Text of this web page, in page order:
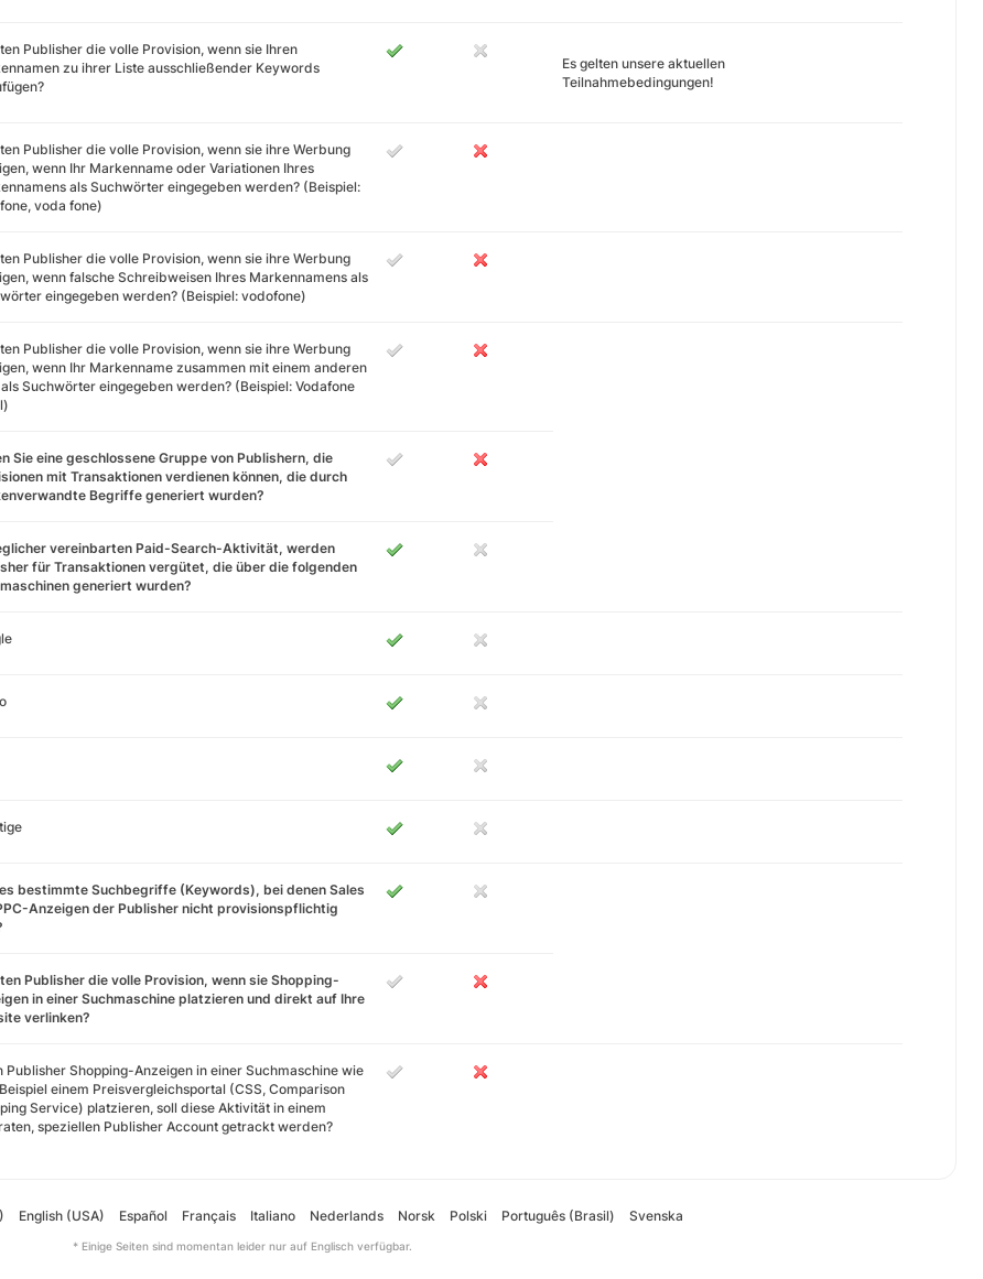
Publisher die volle Provision, wenn sie Ihren
zu ihrer Liste ausschließender Keywords
Es gelten unsere aktuellen
Teilnahmebedingungen!
Publisher die volle Provision, wenn sie ihre Werbung
wenn Ihr Markenname oder Variationen Ihres
als Suchwörter eingegeben werden? (Beispiel:
voda fone)
Publisher die volle Provision, wenn sie ihre Werbung
wenn falsche Schreibweisen Ihres Markennamens als
eingegeben werden? (Beispiel: vodofone)
Publisher die volle Provision, wenn sie ihre Werbung
wenn Ihr Markenname zusammen mit einem anderen
Suchwörter eingegeben werden? (Beispiel: Vodafone
Sie eine geschlossene Gruppe von Publishern, die
mit Transaktionen verdienen können, die durch
Begriffe generiert wurden?
vereinbarten Paid-Search-Aktivität, werden
für Transaktionen vergütet, die über die folgenden
generiert wurden?
bestimmte Suchbegriffe (Keywords), bei denen Sales
Anzeigen der Publisher nicht provisionspflichtig
Publisher die volle Provision, wenn sie Shopping-
in einer Suchmaschine platzieren und direkt auf Ihre
verlinken?
Publisher Shopping-Anzeigen in einer Suchmaschine wie
einem Preisvergleichsportal (CSS, Comparison
Service) platzieren, soll diese Aktivität in einem
speziellen Publisher Account getrackt werden?
English (USA) Español Français Italiano Nederlands Norsk Polski Português (Brasil) Svenska
* Einige Seiten sind momentan leider nur auf Englisch verfügbar.